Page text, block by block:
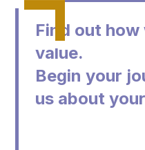
Find out how
value.
Begin your
us about